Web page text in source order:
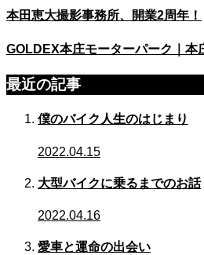
本田恵大撮影事務所、開業2周年！
GOLDEX本庄モーターパーク｜
最近の記事
僕のバイク人生のはじまり
2022.04.15
大型バイクに乗るまでのお話
2022.04.16
愛車と運命の出会い